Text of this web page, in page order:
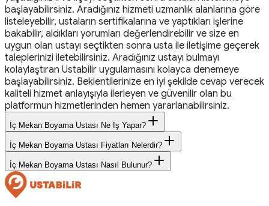
başlayabilirsiniz. Aradığınız hizmeti uzmanlık alanlarına göre
listeleyebilir, ustaların sertifikalarına ve yaptıkları işlerine
bakabilir, aldıkları yorumları değerlendirebilir ve size en
uygun olan ustayı seçtikten sonra usta ile iletişime geçerek
taleplerinizi iletebilirsiniz. Aradığınız ustayı bulmayı
kolaylaştıran Ustabilir uygulamasını kolayca denemeye
başlayabilirsiniz. Beklentilerinize en iyi şekilde cevap verecek
kaliteli hizmet anlayışıyla ilerleyen ve güvenilir olan bu
platformun hizmetlerinden hemen yararlanabilirsiniz.
İç Mekan Boyama Ustası Ne İş Yapar?
İç Mekan Boyama Ustası Fiyatları Nelerdir?
İç Mekan Boyama Ustası Nasıl Bulunur?